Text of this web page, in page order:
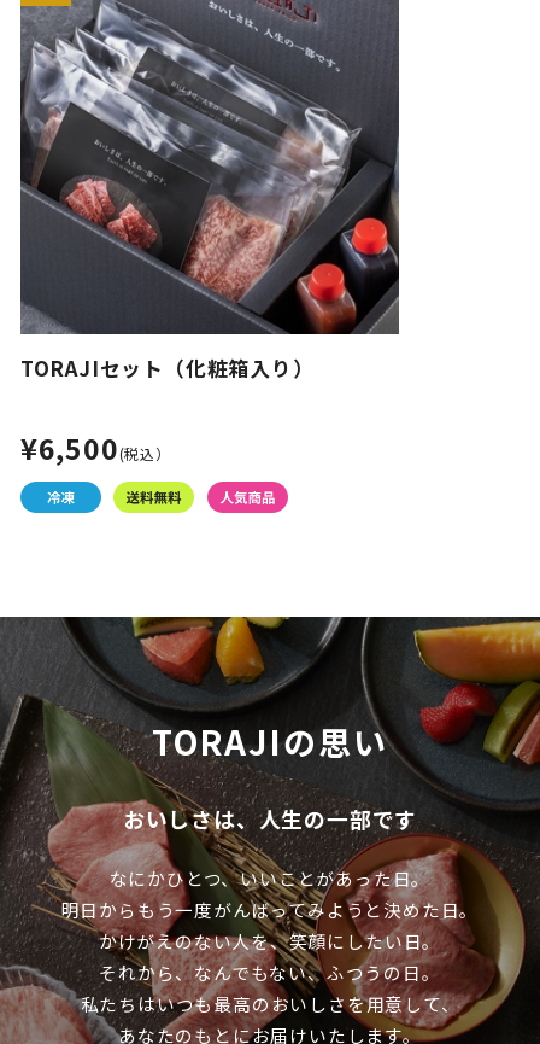
TORAJIセット（化粧箱入り）
¥6,500(税込）
TORAJIの思い
おいしさは、人生の一部です
なにかひとつ、いいことがあった日。
明日からもう一度がんばってみようと決めた日。
かけがえのない人を、笑顔にしたい日。
それから、なんでもない、ふつうの日。
私たちはいつも最高のおいしさを用意して、
あなたのもとにお届けいたします。